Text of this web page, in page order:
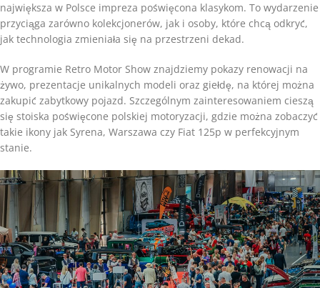
największa w Polsce impreza poświęcona klasykom. To wydarzenie
przyciąga zarówno kolekcjonerów, jak i osoby, które chcą odkryć,
jak technologia zmieniała się na przestrzeni dekad.
W programie Retro Motor Show znajdziemy pokazy renowacji na
żywo, prezentacje unikalnych modeli oraz giełdę, na której można
zakupić zabytkowy pojazd. Szczególnym zainteresowaniem cieszą
się stoiska poświęcone polskiej motoryzacji, gdzie można zobaczyć
takie ikony jak Syrena, Warszawa czy Fiat 125p w perfekcyjnym
stanie.